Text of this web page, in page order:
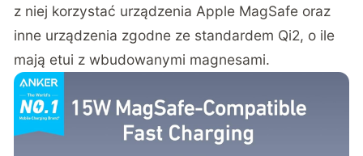
z niej korzystać urządzenia Apple MagSafe oraz
inne urządzenia zgodne ze standardem Qi2, o ile
mają etui z wbudowanymi magnesami.